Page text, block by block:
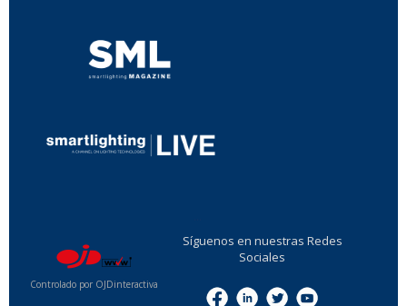
Controlado por OJDinteractiva
Síguenos en nuestras Redes
Sociales